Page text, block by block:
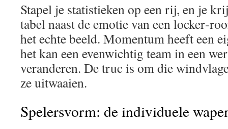
Stapel je statistieken op een rij, en je
tabel naast de emotie van een
het echte beeld. Momentum heeft een
het kan een evenwichtig team in een
veranderen. De truc is om die
ze uitwaaien.
Spelersvorm: de individuele